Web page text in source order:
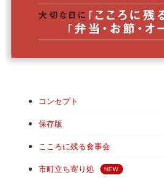
コンセプト
保存版
こころに残る食事会
市町立ち寄り処